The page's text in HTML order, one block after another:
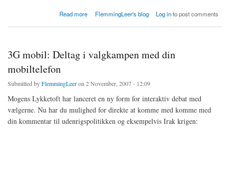
Read more
about Ministerier ændrede konklusion i revisionsrapport om privathospitaler
FlemmingLeer's blog Log into post comments
3G mobil: Deltag i valgkampen med din
mobiltelefon
Submitted byFlemmingLeeron 2 November, 2007 - 12:09
Mogens Lykketoft har lanceret en ny form for interaktiv debat med
vælgerne. Nu har du mulighed for direkte at komme med komme med
din kommentar til udenrigspolitikken og eksempelvis Irak krigen: